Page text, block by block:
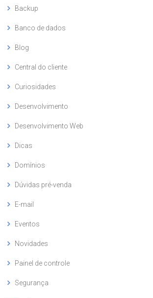
Backup
Banco de dados
Blog
Central do cliente
Curiosidades
Desenvolvimento
Desenvolvimento Web
Dicas
Domínios
Dúvidas pré-venda
E-mail
Eventos
Novidades
Painel de controle
Segurança